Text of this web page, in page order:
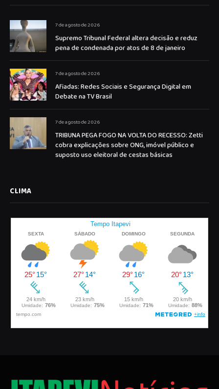
7 de agosto de 2026
Supremo Tribunal Federal altera decisão e reduz
pena de condenada por atos de 8 de janeiro
7 de agosto de 2026
Afiadas: Redes Sociais e Segurança Digital em
Debate na TV Brasil
7 de agosto de 2026
TRIBUNA PEGA FOGO NA VOLTA DO RECESSO: Zetti
cobra explicações sobre ONG, imóvel público e
suposto uso eleitoral de cestas básicas
CLIMA